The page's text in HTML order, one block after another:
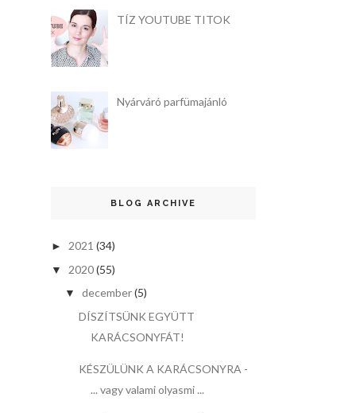
TÍZ YOUTUBE TITOK
Nyárváró parfümajánló
BLOG ARCHIVE
► 2021 (34)
▼ 2020(55)
▼ december(5)
DÍSZÍTSÜNK EGYÜTT
KARÁCSONYFÁT!
KÉSZÜLÜNK A KARÁCSONYRA -
... vagy valami olyasmi ...